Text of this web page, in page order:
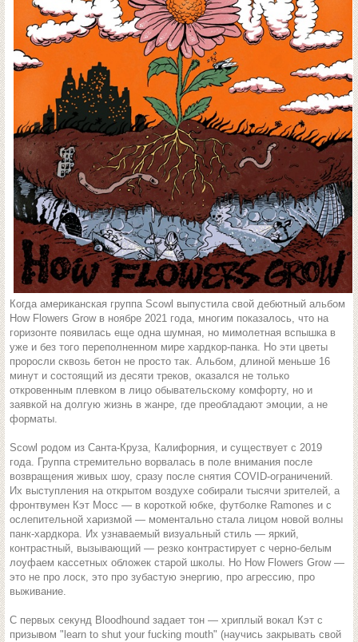
Когда американская группа Scowl выпустила свой дебютный альбом
How Flowers Grow в ноябре 2021 года, многим показалось, что на
горизонте появилась еще одна шумная, но мимолетная вспышка в
уже и без того переполненном мире хардкор-панка. Но эти цветы
проросли сквозь бетон не просто так. Альбом, длиной меньше 16
минут и состоящий из десяти треков, оказался не только
откровенным плевком в лицо обывательскому комфорту, но и
заявкой на долгую жизнь в жанре, где преобладают эмоции, а не
форматы.
Scowl родом из Санта-Круза, Калифорния, и существует с 2019
года. Группа стремительно ворвалась в поле внимания после
возвращения живых шоу, сразу после снятия COVID-ограничений.
Их выступления на открытом воздухе собирали тысячи зрителей, а
фронтвумен Кэт Мосс — в короткой юбке, футболке Ramones и с
ослепительной харизмой — моментально стала лицом новой волны
панк-хардкора. Их узнаваемый визуальный стиль — яркий,
контрастный, вызывающий — резко контрастирует с черно-белым
лоуфаем кассетных обложек старой школы. Но How Flowers Grow —
это не про лоск, это про зубастую энергию, про агрессию, про
выживание.
С первых секунд Bloodhound задает тон — хриплый вокал Кэт с
призывом "learn to shut your fucking mouth" (научись закрывать свой